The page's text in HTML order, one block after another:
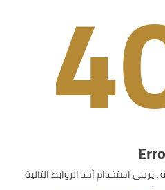
استخدام أحد الروابط التالية